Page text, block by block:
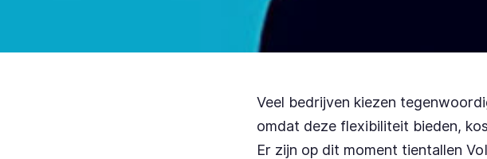
Veel bedrijven kiezen
omdat deze flexibiliteit bieden,
Er zijn op dit moment tientallen